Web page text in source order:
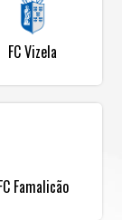
FC Vizela
Famalicão